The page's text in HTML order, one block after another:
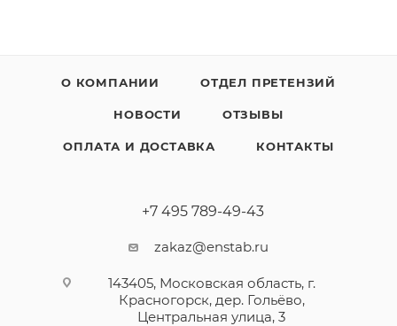
О КОМПАНИИ ОТДЕЛ ПРЕТЕНЗИЙ
НОВОСТИ ОТЗЫВЫ
ОПЛАТА И ДОСТАВКА КОНТАКТЫ
+7 495 789-49-43
zakaz@enstab.ru
143405, Московская область, г.
Красногорск, дер. Гольёво,
Центральная улица, 3